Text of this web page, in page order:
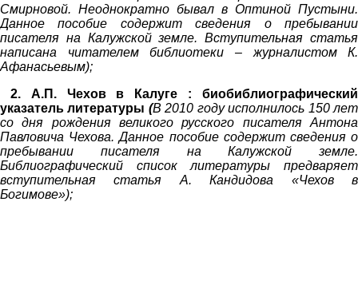
Смирновой. Неоднократно бывал в Оптиной Пустыни.
Данное пособие содержит сведения о пребывании
писателя на Калужской земле. Вступительная статья
написана читателем библиотеки – журналистом К.
Афанасьевым);
2. А.П. Чехов в Калуге : биобиблиографический
указательлитературы (В 2010 году исполнилось 150 лет
со дня рождения великого русского писателя Антона
Павловича Чехова. Данное пособие содержит сведения о
пребывании писателя на Калужской земле.
Библиографический список литературы предваряет
вступительная статья А. Кандидова «Чехов в
Богимове»);